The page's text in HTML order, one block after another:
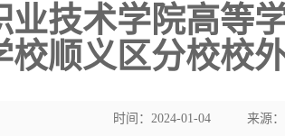
业技术学院高等
校顺义区分校校
时间：2024-01-04 来源：